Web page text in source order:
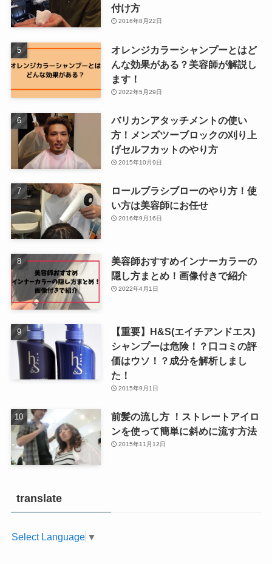
付け方
2016年8月22日
オレンジカラーシャンプーとはど
んな効果がある？美容師が解説し
ます！
2022年5月29日
バリカンアタッチメントの使い
方！メンズツーブロックの刈り上
げセルフカットのやり方
2015年10月9日
ロールブラシブローのやり方！使
い方は美容師にお任せ
2016年9月16日
美容師おすすめインナーカラーの
隠し方まとめ！画像付きで紹介
2022年4月1日
【重要】H&S(エイチアンドエス)
シャンプーは危険！？口コミの評
価はウソ！？成分を解析しまし
た！
2015年9月1日
前髪の流し方 ！ストレートアイロ
ンを使って簡単に斜めに流す方法
2015年11月12日
translate
Select Language ▼